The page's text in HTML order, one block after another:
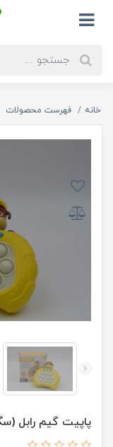
خانه فهرست محصولات
پاپیت گیم رابل (سگ